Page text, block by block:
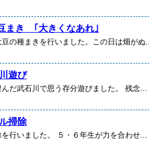
まき ｢大きくなあれ｣
の種まきを行いました。この日は畑がぬ...
遊び
だ武石川で思う存分遊びました。 残念...
掃除
行いました。 ５・６年生が力を合わせ...